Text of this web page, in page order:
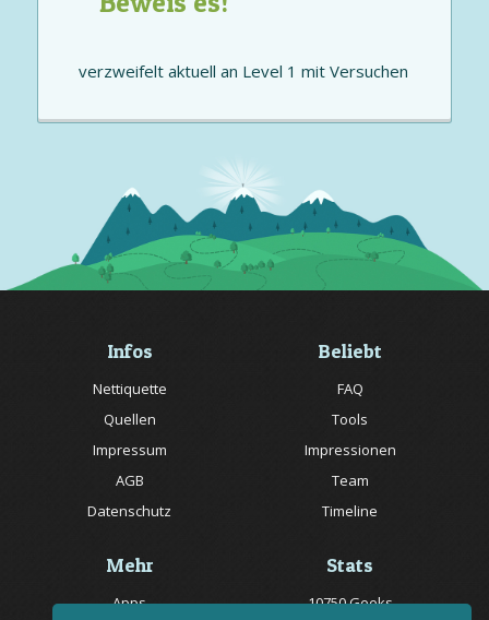
verzweifelt aktuell an Level 1 mitVersuchen
Infos
Nettiquette
Quellen
Impressum
AGB
Datenschutz
Beliebt
FAQ
Tools
Impressionen
Team
Timeline
Mehr
Apps
Stats
10750 Geeks